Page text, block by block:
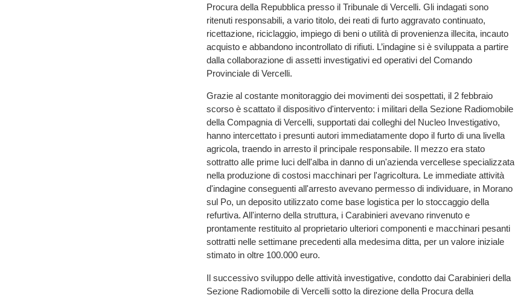
Procura della Repubblica presso il Tribunale di Vercelli. Gli indagati sono
ritenuti responsabili, a vario titolo, dei reati di furto aggravato continuato,
ricettazione, riciclaggio, impiego di beni o utilità di provenienza illecita, incauto
acquisto e abbandono incontrollato di rifiuti. L’indagine si è sviluppata a partire
dalla collaborazione di assetti investigativi ed operativi del Comando
Provinciale di Vercelli.
Grazie al costante monitoraggio dei movimenti dei sospettati, il 2 febbraio
scorso è scattato il dispositivo d'intervento: i militari della Sezione Radiomobile
della Compagnia di Vercelli, supportati dai colleghi del Nucleo Investigativo,
hanno intercettato i presunti autori immediatamente dopo il furto di una livella
agricola, traendo in arresto il principale responsabile. Il mezzo era stato
sottratto alle prime luci dell'alba in danno di un'azienda vercellese specializzata
nella produzione di costosi macchinari per l'agricoltura. Le immediate attività
d'indagine conseguenti all'arresto avevano permesso di individuare, in Morano
sul Po, un deposito utilizzato come base logistica per lo stoccaggio della
refurtiva. All'interno della struttura, i Carabinieri avevano rinvenuto e
prontamente restituito al proprietario ulteriori componenti e macchinari pesanti
sottratti nelle settimane precedenti alla medesima ditta, per un valore iniziale
stimato in oltre 100.000 euro.
Il successivo sviluppo delle attività investigative, condotto dai Carabinieri della
Sezione Radiomobile di Vercelli sotto la direzione della Procura della